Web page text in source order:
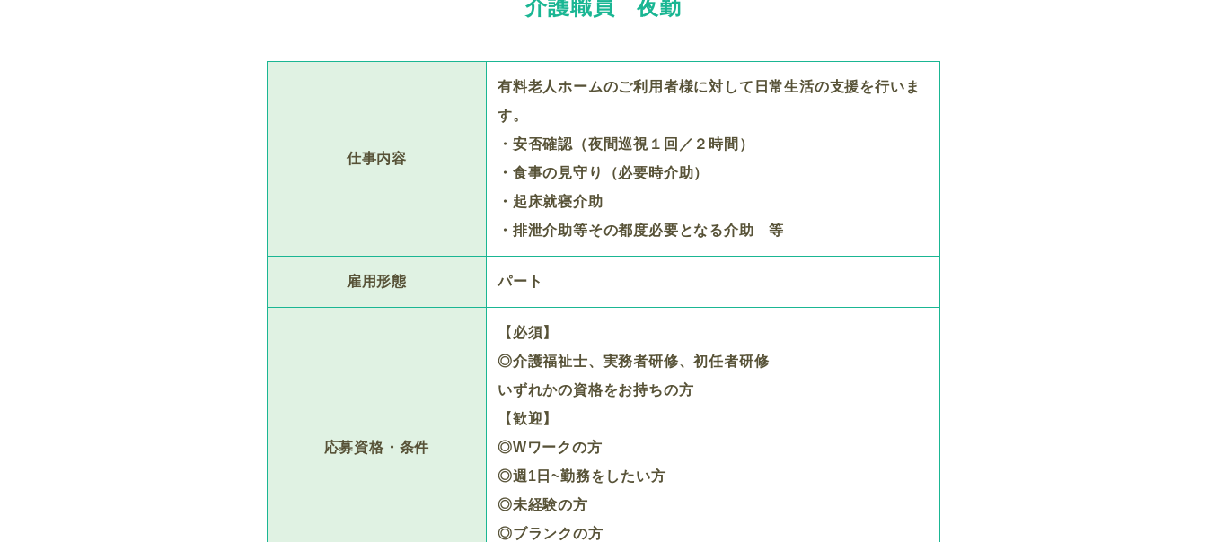
介護職員 夜勤
仕事内容
有料老人ホームのご利用者様に対して日常生活の支援を行いま
す。
・安否確認（夜間巡視１回／２時間）
・食事の見守り（必要時介助）
・起床就寝介助
・排泄介助等その都度必要となる介助 等
雇用形態 パート
応募資格・条件
【必須】
◎介護福祉士、実務者研修、初任者研修
いずれかの資格をお持ちの方
【歓迎】
◎Wワークの方
◎週1日~勤務をしたい方
◎未経験の方
◎ブランクの方